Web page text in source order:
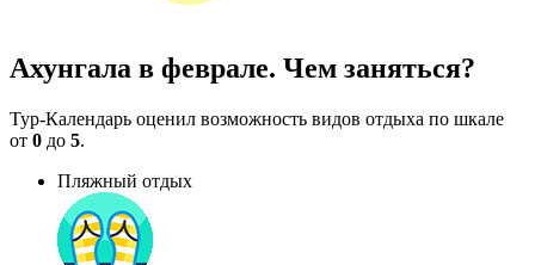
Ахунгала в феврале. Чем заняться?
Тур-Календарь оценил возможность видов отдыха по шкале
от 0 до 5.
Пляжный отдых